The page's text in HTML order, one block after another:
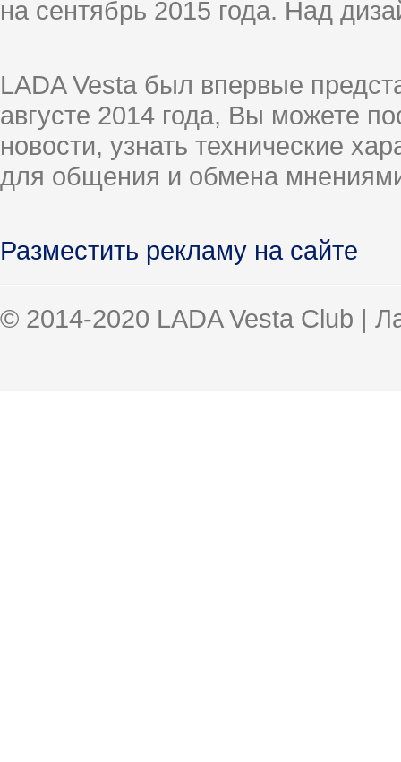
на сентябрь 2015 года. Над
LADA Vesta был впервые
августе 2014 года, Вы можете
новости, узнать технические
для общения и обмена
Разместить рекламу на сайте
© 2014-2020 LADA Vesta Club |